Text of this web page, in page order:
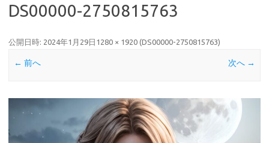
DS00000-2750815763
公開日時: 2024年1月29日 1280 × 1920 (DS00000-2750815763)
← 前へ 次へ →